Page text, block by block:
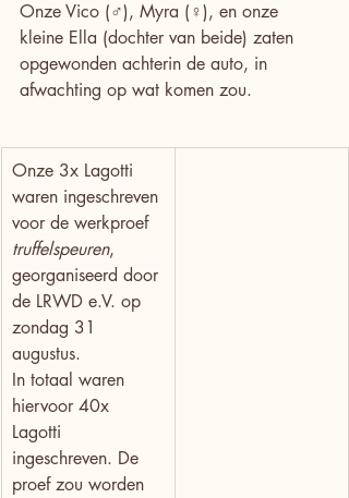
Onze Vico (♂), Myra (♀), en onze
kleine Ella (dochter van beide) zaten
opgewonden achterin de auto, in
afwachting op wat komen zou.
Onze 3x Lagotti
waren ingeschreven
voor de werkproef
truffelspeuren,
georganiseerd door
de LRWD e.V. op
zondag 31
augustus.
In totaal waren
hiervoor 40x
Lagotti
ingeschreven. De
proef zou worden